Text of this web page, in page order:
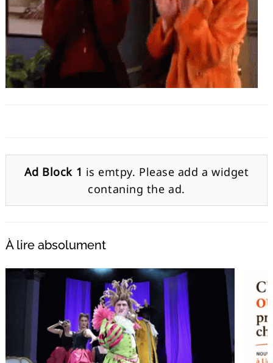
Ad Block 1 is emtpy. Please add a widget
contaning the ad.
À lire absolument